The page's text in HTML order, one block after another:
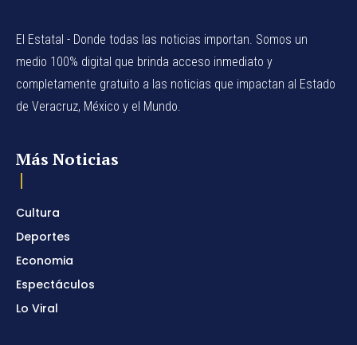
El Estatal - Donde todas las noticias importan. Somos un
medio 100% digital que brinda acceso inmediato y
completamente gratuito a las noticias que impactan al Estado
de Veracruz, México y el Mundo.
Más Noticias
Cultura
Deportes
Economia
Espectáculos
Lo Viral